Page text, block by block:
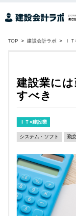
TOP > 建設会計ラボ > Ｉ
建設業に
すべき
ＩＴ×建設業
システム・ソフト 勤